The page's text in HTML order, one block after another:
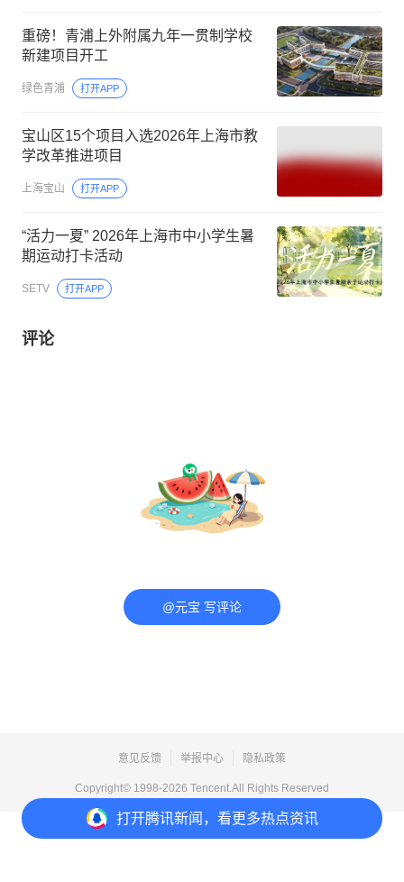
打开腾讯新闻，看更多热点资讯
重磅！青浦上外附属九年一贯制学校
新建项目开工
绿色青浦 打开APP
宝山区15个项目入选2026年上海市教
学改革推进项目
上海宝山 打开APP
“活力一夏” 2026年上海市中小学生暑
期运动打卡活动
SETV 打开APP
评论
@元宝 写评论
意见反馈 举报中心 隐私政策
Copyright© 1998-2026 Tencent.All Rights Reserved